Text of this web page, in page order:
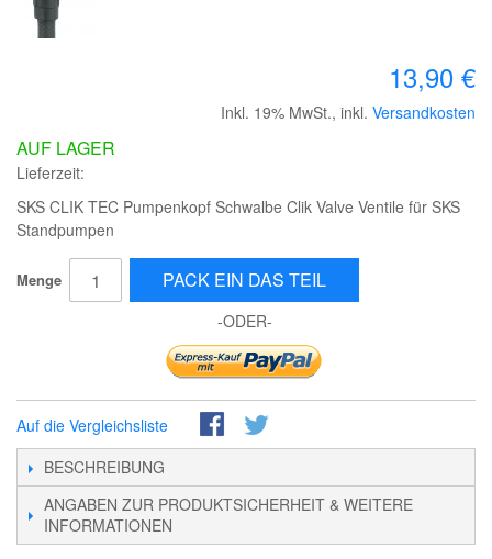
13,90 €
Inkl. 19% MwSt., inkl. Versandkosten
AUF LAGER
Lieferzeit:
SKS CLIK TEC Pumpenkopf Schwalbe Clik Valve Ventile für SKS
Standpumpen
Menge PACK EIN DAS TEIL
-ODER-
Auf die Vergleichsliste
BESCHREIBUNG
ANGABEN ZUR PRODUKTSICHERHEIT & WEITERE
INFORMATIONEN